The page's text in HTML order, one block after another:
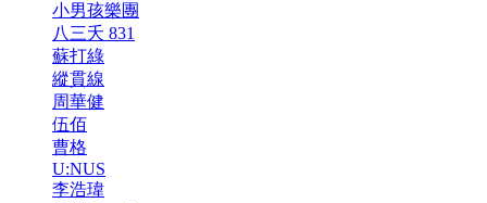
小男孩樂團
八三夭 831
蘇打綠
縱貫線
周華健
伍佰
曹格
U:NUS
李浩瑋